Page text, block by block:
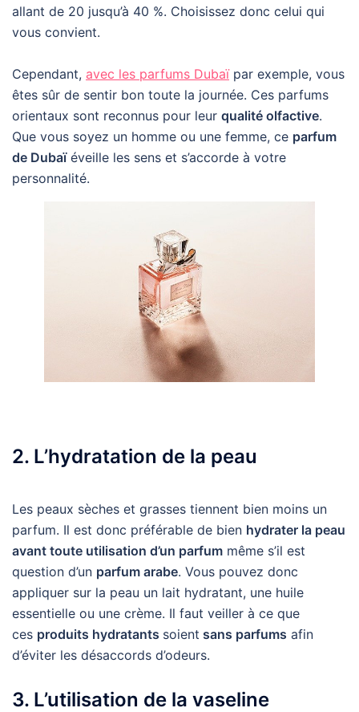
allant de 20 jusqu’à 40 %. Choisissez donc celui qui
vous convient.
Cependant, avec les parfums Dubaïpar exemple, vous
êtes sûr de sentir bon toute la journée. Ces parfums
orientaux sont reconnus pour leur qualité olfactive.
Que vous soyez un homme ou une femme, ce parfum
de Dubaïéveille les sens et s’accorde à votre
personnalité.
2. L’hydratation de la peau
Les peaux sèches et grasses tiennent bien moins un
parfum. Il est donc préférable de bien hydrater la peau
avant toute utilisation d’un parfum même s’il est
question d’un parfum arabe. Vous pouvez donc
appliquer sur la peau un lait hydratant, une huile
essentielle ou une crème. Il faut veiller à ce que
ces produits hydratants soient sans parfums afin
d’éviter les désaccords d’odeurs.
3. L’utilisation de la vaseline